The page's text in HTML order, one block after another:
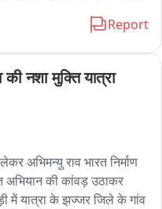
साबित हो सकती है।
को झज्जर स्थित लघु
इस दौरान परिसर में देशभक्ति
उत्साह एवं जोश के साथ
अभियान नहीं, बल्कि देश के
को मजबूत करने का अवसर
वे इस अभियान में बढ़-चढ़कर
घरों पर तिरंगा फहराकर
करें।
Report
नशा मुक्ति यात्रा
अभिमन्यु राव भारत निर्माण
अभियान की कांवड़ उठाकर
में यात्रा के झज्जर जिले के गांव